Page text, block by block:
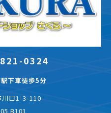
0324
下車徒歩5分
川口1-3-110
B101